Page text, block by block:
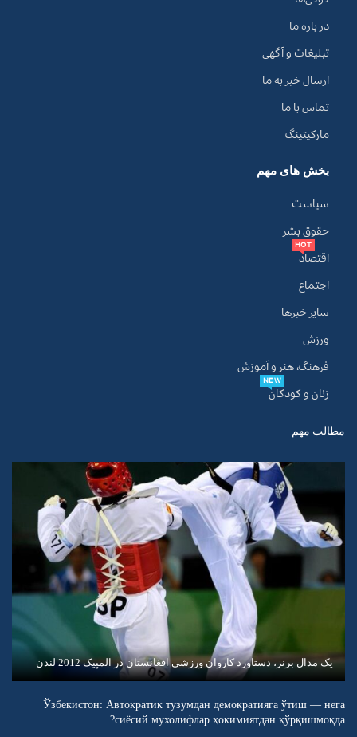
در باره ما
تبلیغات و آگهی
ارسال خبر به ما
تماس با ما
مارکیتینگ
بخش های مهم
سیاست
حقوق بشر
اقتصاد
HOT
اجتماع
سایر خبرها
ورزش
فرهنگ، هنر و آموزش
زنان و کودکان
NEW
مطالب مهم
یک مدال برنز، دستاورد کاروان ورزشی افغانستان در المپیک 2012 لندن
Ўзбекистон: Автократик тузумдан демократияга ўтиш — нега
сиёсий мухолифлар ҳокимиятдан қўрқишмоқда?